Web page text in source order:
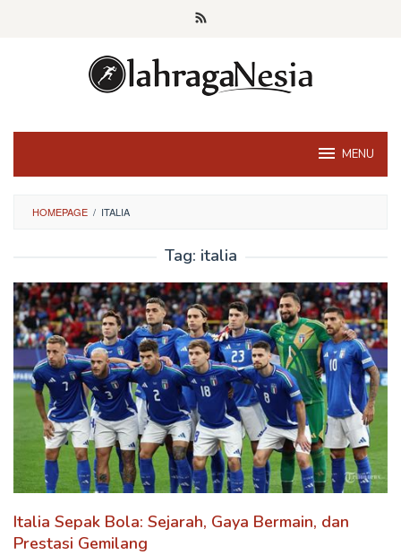
MENU
HOMEPAGE / ITALIA
Tag: italia
Italia Sepak Bola: Sejarah, Gaya Bermain, dan
Prestasi Gemilang